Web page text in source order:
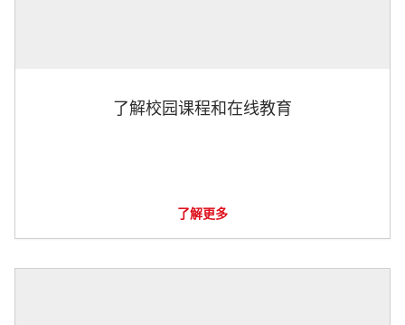
了解校园课程和在线教育
了解更多